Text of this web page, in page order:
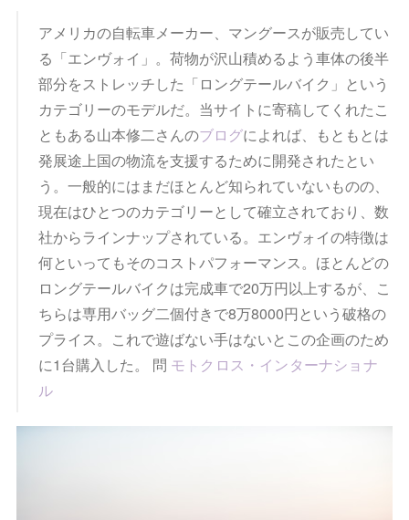
アメリカの自転車メーカー、マングースが販売してい
る「エンヴォイ」。荷物が沢山積めるよう車体の後半
部分をストレッチした「ロングテールバイク」という
カテゴリーのモデルだ。当サイトに寄稿してくれたこ
ともある山本修二さんのブログによれば、もともとは
発展途上国の物流を支援するために開発されたとい
う。一般的にはまだほとんど知られていないものの、
現在はひとつのカテゴリーとして確立されており、数
社からラインナップされている。エンヴォイの特徴は
何といってもそのコストパフォーマンス。ほとんどの
ロングテールバイクは完成車で20万円以上するが、こ
ちらは専用バッグ二個付きで8万8000円という破格の
プライス。これで遊ばない手はないとこの企画のため
に1台購入した。 問 モトクロス・インターナショナ
ル